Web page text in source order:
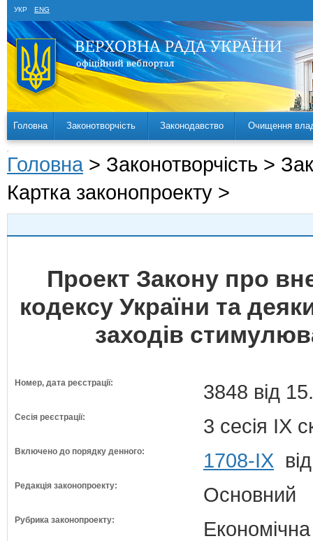
УКР ENG
Головна Законотворчість Законодавство Очищення
Головна > Законотворчість >
Картка законопроекту >
Проект Закону про
кодексу України та
заходів
Номер, дата реєстрації: 3848 від
Сесія реєстрації: 3 сесія IX
Включено до порядку денного: 1708-ІХ
Редакція законопроекту: Основний
Рубрика законопроекту: